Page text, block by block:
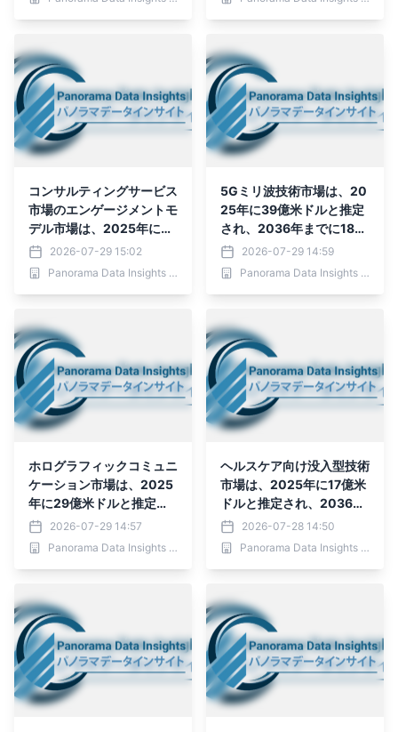
期間（2026年～2036
（CAGR）15.3％
コンサルティングサービス
市場のエンゲージメントモ
デル市場は、2025年に81
5億5,510万米ドルと評価
され、2036年までに2,23
5億4,616万米ドルに達す
期間（2026年～2036
年）
2026-07-29 15:02
Panorama Data Insights Ltd.
5Gミリ波技術市場は、20
25年に39億米ドルと推定
され、2036年までに183
億2,000万米ドルに達す
ると予測されており、予測
期間（2026年～2036
（CAGR）15.1％
2026-07-29 14:59
Panorama Data Insights Ltd.
ホログラフィックコミュニ
ケーション市場は、2025
年に29億米ドルと推定さ
れ、2036年までに384億
9,000万米ドルに達する
と予測されており、予測期
において年平均成長率（C
AGR）26.5％
2026-07-29 14:57
Panorama Data Insights Ltd.
ヘルスケア向け没入型技術
市場は、2025年に17億米
ドルと推定され、2036年
までに111億米ドルに達す
ると予測されており、予測
期間（2026年～2036
（CAGR）18.60％
2026-07-28 14:50
Panorama Data Insights Ltd.